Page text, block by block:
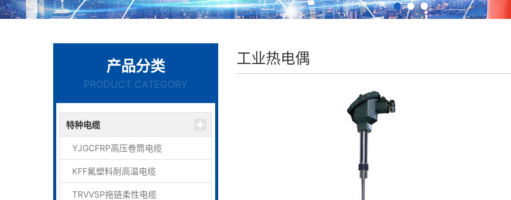
产品分类
PRODUCT CATEGORY
特种电缆
YJGCFRP高压卷筒电缆
KFF氟塑料耐高温电缆
TRVVSP拖链柔性电缆
工业热电偶